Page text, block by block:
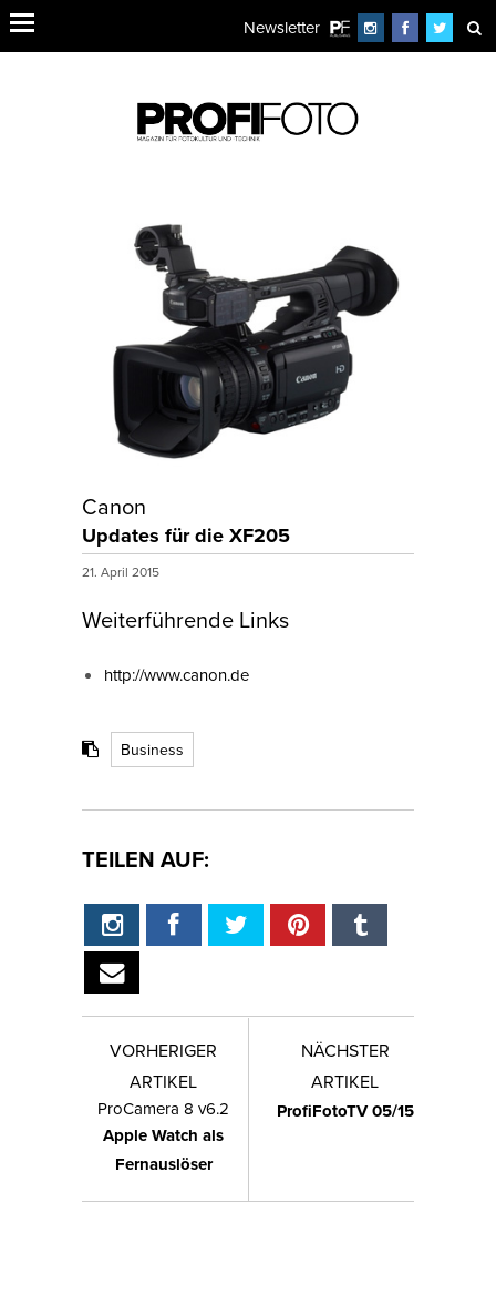
Newsletter
Canon
Updates für die XF205
21. April 2015
Weiterführende Links
http://www.canon.de
Business
TEILEN AUF:
VORHERIGER
ARTIKEL
ProCamera 8 v6.2
Apple Watch als
Fernauslöser
NÄCHSTER
ARTIKEL
ProfiFotoTV 05/15